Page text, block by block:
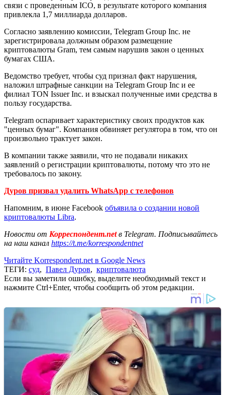
связи с проведенным ICO, в результате которого компания
привлекла 1,7 миллиарда долларов.
Согласно заявлению комиссии, Telegram Group Inc. не
зарегистрировала должным образом размещение
криптовалюты Gram, тем самым нарушив закон о ценных
бумагах США.
Ведомство требует, чтобы суд признал факт нарушения,
наложил штрафные санкции на Telegram Group Inc и ее
филиал TON Issuer Inc. и взыскал полученные ими средства в
пользу государства.
Telegram оспаривает характеристику своих продуктов как
"ценных бумаг". Компания обвиняет регулятора в том, что он
произвольно трактует закон.
В компании также заявили, что не подавали никаких
заявлений о регистрации криптовалюты, потому что это не
требовалось по закону.
Дуров призвал удалить WhatsApp с телефонов
Напомним, в июне Facebook объявила о создании новой
криптовалюты Libra.
Новости от Корреспондент.netв Telegram. Подписывайтесь
на наш канал https://t.me/korrespondentnet
Читайте Korrespondent.net в Google News
ТЕГИ: суд, Павел Дуров, криптовалюта
Если вы заметили ошибку, выделите необходимый текст и
нажмите Ctrl+Enter, чтобы сообщить об этом редакции.